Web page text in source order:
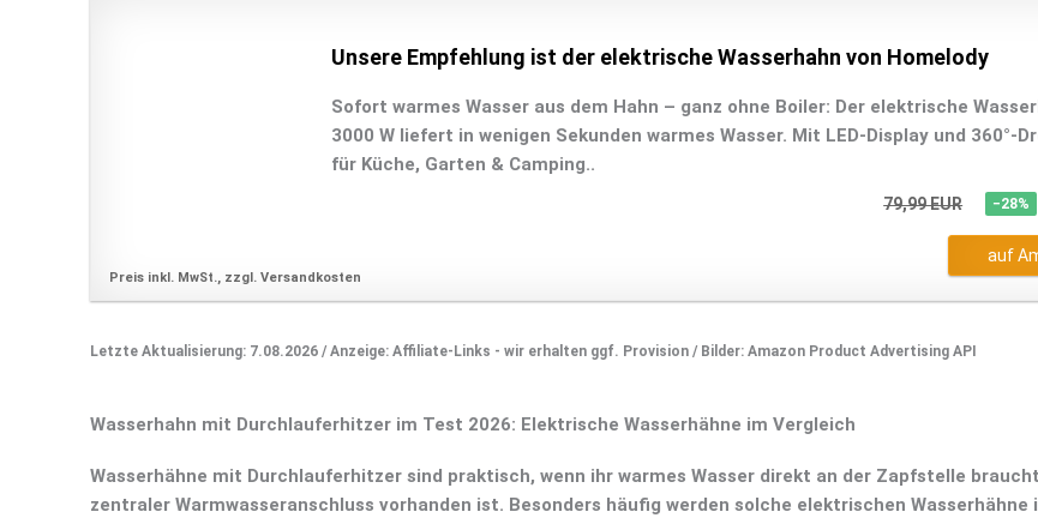
Unsere Empfehlung ist der elektrische Wasserhahn von Homelody
Sofort warmes Wasser aus dem Hahn – ganz ohne Boiler: Der elektrische
3000 W liefert in wenigen Sekunden warmes Wasser. Mit LED-Display und 360°-
für Küche, Garten & Camping..
79,99 EUR −28%
auf
Preis inkl. MwSt., zzgl. Versandkosten
Letzte Aktualisierung: 7.08.2026 / Anzeige: Affiliate-Links - wir erhalten ggf. Provision / Bilder: Amazon Product Advertising API
Wasserhahn mit Durchlauferhitzer im Test 2026: Elektrische Wasserhähne im Vergleich
Wasserhähne mit Durchlauferhitzer sind praktisch, wenn ihr warmes Wasser direkt an der Zapfstelle
zentraler Warmwasseranschluss vorhanden ist. Besonders häufig werden solche elektrischen Wasserhähne